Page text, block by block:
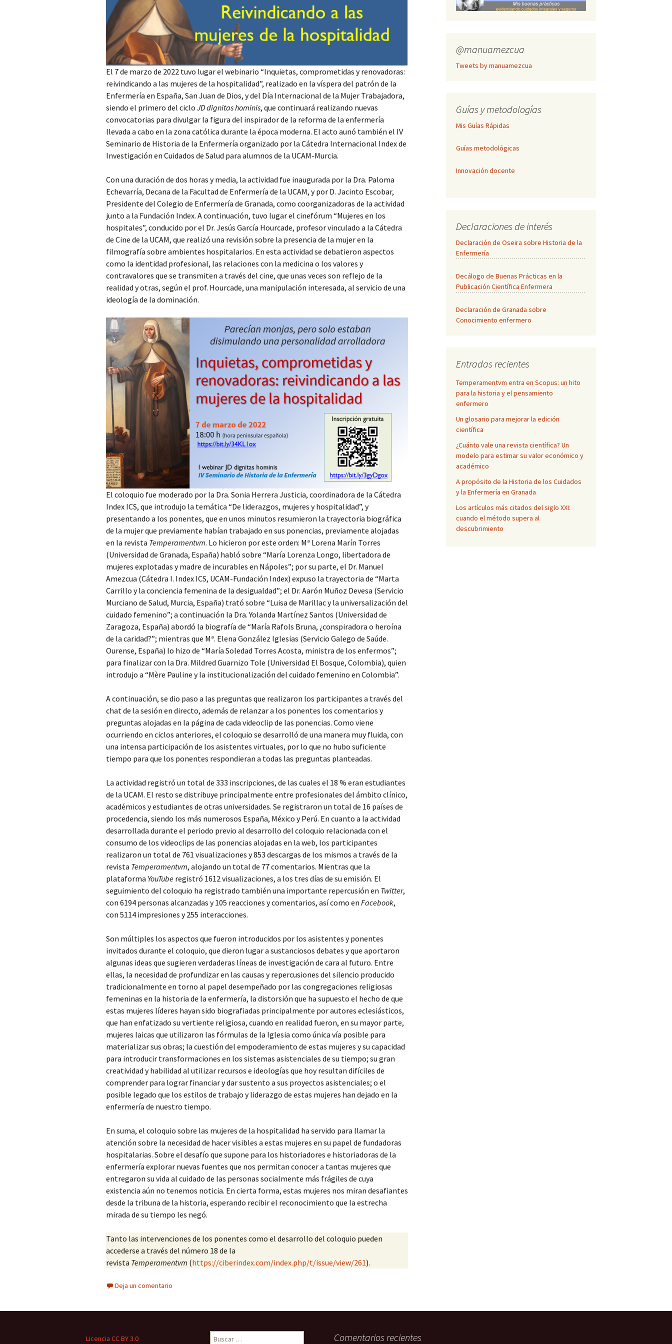
El 7 de marzo de 2022 tuvo lugar el webinario “Inquietas, comprometidas y renovadoras:
reivindicando a las mujeres de la hospitalidad”, realizado en la víspera del patrón de la
Enfermería en España, San Juan de Dios, y del Día Internacional de la Mujer Trabajadora,
siendo el primero del ciclo JDdignitas hominis, que continuará realizando nuevas
convocatorias para divulgar la figura del inspirador de la reforma de la enfermería
llevada a cabo en la zona católica durante la época moderna. El acto aunó también el IV
Seminario de Historia de la Enfermería organizado por la Cátedra Internacional Index de
Investigación en Cuidados de Salud para alumnos de la UCAM-Murcia.
Con una duración de dos horas y media, la actividad fue inaugurada por la Dra. Paloma
Echevarría, Decana de la Facultad de Enfermería de la UCAM, y por D. Jacinto Escobar,
Presidente del Colegio de Enfermería de Granada, como coorganizadoras de la actividad
junto a la Fundación Index. A continuación, tuvo lugar el cinefórum “Mujeres en los
hospitales”, conducido por el Dr. Jesús García Hourcade, profesor vinculado a la Cátedra
de Cine de la UCAM, que realizó una revisión sobre la presencia de la mujer en la
filmografía sobre ambientes hospitalarios. En esta actividad se debatieron aspectos
como la identidad profesional, las relaciones con la medicina o los valores y
contravalores que se transmiten a través del cine, que unas veces son reflejo de la
realidad y otras, según el prof. Hourcade, una manipulación interesada, al servicio de una
ideología de la dominación.
El coloquio fue moderado por la Dra. Sonia Herrera Justicia, coordinadora de la Cátedra
Index ICS, que introdujo la temática “De liderazgos, mujeres y hospitalidad”, y
presentando a los ponentes, que en unos minutos resumieron la trayectoria biográfica
de la mujer que previamente habían trabajado en sus ponencias, previamente alojadas
en la revista Temperamentvm. Lo hicieron por este orden: Mª Lorena Marín Torres
(Universidad de Granada, España) habló sobre “María Lorenza Longo, libertadora de
mujeres explotadas y madre de incurables en Nápoles”; por su parte, el Dr. Manuel
Amezcua (Cátedra I. Index ICS, UCAM-Fundación Index) expuso la trayectoria de “Marta
Carrillo y la conciencia femenina de la desigualdad”; el Dr. Aarón Muñoz Devesa (Servicio
Murciano de Salud, Murcia, España) trató sobre “Luisa de Marillac y la universalización del
cuidado femenino”; a continuación la Dra. Yolanda Martínez Santos (Universidad de
Zaragoza, España) abordó la biografía de “María Rafols Bruna, ¿conspiradora o heroína
de la caridad?”; mientras que Mª. Elena González Iglesias (Servicio Galego de Saúde.
Ourense, España) lo hizo de “María Soledad Torres Acosta, ministra de los enfermos”;
para finalizar con la Dra. Mildred Guarnizo Tole (Universidad El Bosque, Colombia), quien
introdujo a “Mère Pauline y la institucionalización del cuidado femenino en Colombia”.
A continuación, se dio paso a las preguntas que realizaron los participantes a través del
chat de la sesión en directo, además de relanzar a los ponentes los comentarios y
preguntas alojadas en la página de cada videoclip de las ponencias. Como viene
ocurriendo en ciclos anteriores, el coloquio se desarrolló de una manera muy fluida, con
una intensa participación de los asistentes virtuales, por lo que no hubo suficiente
tiempo para que los ponentes respondieran a todas las preguntas planteadas.
La actividad registró un total de 333 inscripciones, de las cuales el 18 % eran estudiantes
de la UCAM. El resto se distribuye principalmente entre profesionales del ámbito clínico,
académicos y estudiantes de otras universidades. Se registraron un total de 16 países de
procedencia, siendo los más numerosos España, México y Perú. En cuanto a la actividad
desarrollada durante el periodo previo al desarrollo del coloquio relacionada con el
consumo de los videoclips de las ponencias alojadas en la web, los participantes
realizaron un total de 761 visualizaciones y 853 descargas de los mismos a través de la
revista Temperamentvm, alojando un total de 77 comentarios. Mientras que la
plataforma YouTube registró 1612 visualizaciones, a los tres días de su emisión. El
seguimiento del coloquio ha registrado también una importante repercusión en Twitter,
con 6194 personas alcanzadas y 105 reacciones y comentarios, así como en Facebook,
con 5114 impresiones y 255 interacciones.
Son múltiples los aspectos que fueron introducidos por los asistentes y ponentes
invitados durante el coloquio, que dieron lugar a sustanciosos debates y que aportaron
algunas ideas que sugieren verdaderas líneas de investigación de cara al futuro. Entre
ellas, la necesidad de profundizar en las causas y repercusiones del silencio producido
tradicionalmente en torno al papel desempeñado por las congregaciones religiosas
femeninas en la historia de la enfermería, la distorsión que ha supuesto el hecho de que
estas mujeres líderes hayan sido biografiadas principalmente por autores eclesiásticos,
que han enfatizado su vertiente religiosa, cuando en realidad fueron, en su mayor parte,
mujeres laicas que utilizaron las fórmulas de la Iglesia como única vía posible para
materializar sus obras; la cuestión del empoderamiento de estas mujeres y su capacidad
para introducir transformaciones en los sistemas asistenciales de su tiempo; su gran
creatividad y habilidad al utilizar recursos e ideologías que hoy resultan difíciles de
comprender para lograr financiar y dar sustento a sus proyectos asistenciales; o el
posible legado que los estilos de trabajo y liderazgo de estas mujeres han dejado en la
enfermería de nuestro tiempo.
En suma, el coloquio sobre las mujeres de la hospitalidad ha servido para llamar la
atención sobre la necesidad de hacer visibles a estas mujeres en su papel de fundadoras
hospitalarias. Sobre el desafío que supone para los historiadores e historiadoras de la
enfermería explorar nuevas fuentes que nos permitan conocer a tantas mujeres que
entregaron su vida al cuidado de las personas socialmente más frágiles de cuya
existencia aún no tenemos noticia. En cierta forma, estas mujeres nos miran desafiantes
desde la tribuna de la historia, esperando recibir el reconocimiento que la estrecha
mirada de su tiempo les negó.
Tanto las intervenciones de los ponentes como el desarrollo del coloquio pueden
accederse a través del número 18 de la
revista Temperamentvm (https://ciberindex.com/index.php/t/issue/view/261).
Deja un comentario
@manuamezcua
Tweets by manuamezcua
Guías y metodologías
Mis Guías Rápidas
Guías metodológicas
Innovación docente
Declaraciones de interés
Declaración de Oseira sobre Historia de la
Enfermería
Decálogo de Buenas Prácticas en la
Publicación Científica Enfermera
Declaración de Granada sobre
Conocimiento enfermero
Entradas recientes
Temperamentvm entra en Scopus: un hito
para la historia y el pensamiento
enfermero
Un glosario para mejorar la edición
científica
¿Cuánto vale una revista científica? Un
modelo para estimar su valor económico y
académico
A propósito de la Historia de los Cuidados
y la Enfermería en Granada
Los artículos más citados del siglo XXI:
cuando el método supera al
descubrimiento
Licencia CC BY 3.0 Buscar: Comentarios recientes